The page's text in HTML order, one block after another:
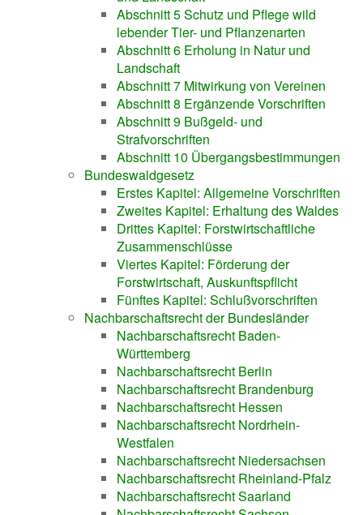
Abschnitt 5 Schutz und Pflege wild
lebender Tier- und Pflanzenarten
Abschnitt 6 Erholung in Natur und
Landschaft
Abschnitt 7 Mitwirkung von Vereinen
Abschnitt 8 Ergänzende Vorschriften
Abschnitt 9 Bußgeld- und
Strafvorschriften
Abschnitt 10 Übergangsbestimmungen
Bundeswaldgesetz
Erstes Kapitel: Allgemeine Vorschriften
Zweites Kapitel: Erhaltung des Waldes
Drittes Kapitel: Forstwirtschaftliche
Zusammenschlüsse
Viertes Kapitel: Förderung der
Forstwirtschaft, Auskunftspflicht
Fünftes Kapitel: Schlußvorschriften
Nachbarschaftsrecht der Bundesländer
Nachbarschaftsrecht Baden-
Württemberg
Nachbarschaftsrecht Berlin
Nachbarschaftsrecht Brandenburg
Nachbarschaftsrecht Hessen
Nachbarschaftsrecht Nordrhein-
Westfalen
Nachbarschaftsrecht Niedersachsen
Nachbarschaftsrecht Rheinland-Pfalz
Nachbarschaftsrecht Saarland